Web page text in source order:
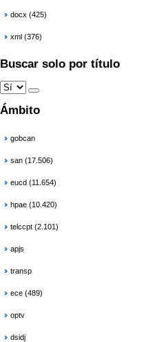
docx (425)
xml (376)
Buscar solo por título
Ámbito
gobcan
san (17.506)
eucd (11.654)
hpae (10.420)
telccpt (2.101)
apjs
transp
ece (489)
optv
dsidj